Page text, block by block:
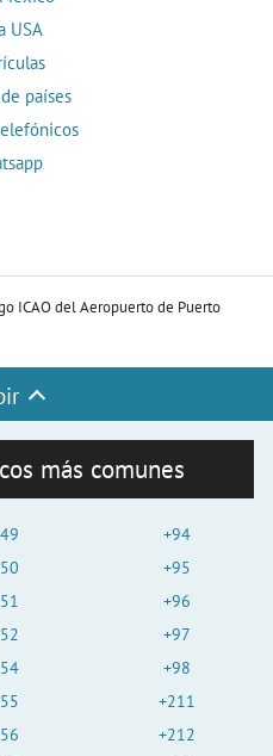
USA
países
ICAO del Aeropuerto de Puerto
más comunes
+94
+95
+96
+97
+98
+211
+212